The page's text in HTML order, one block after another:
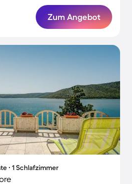
Zum Angebot
∙ 1 Schlafzimmer